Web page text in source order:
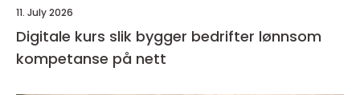
11. July 2026
Digitale kurs slik bygger bedrifter lønnsom
kompetanse på nett